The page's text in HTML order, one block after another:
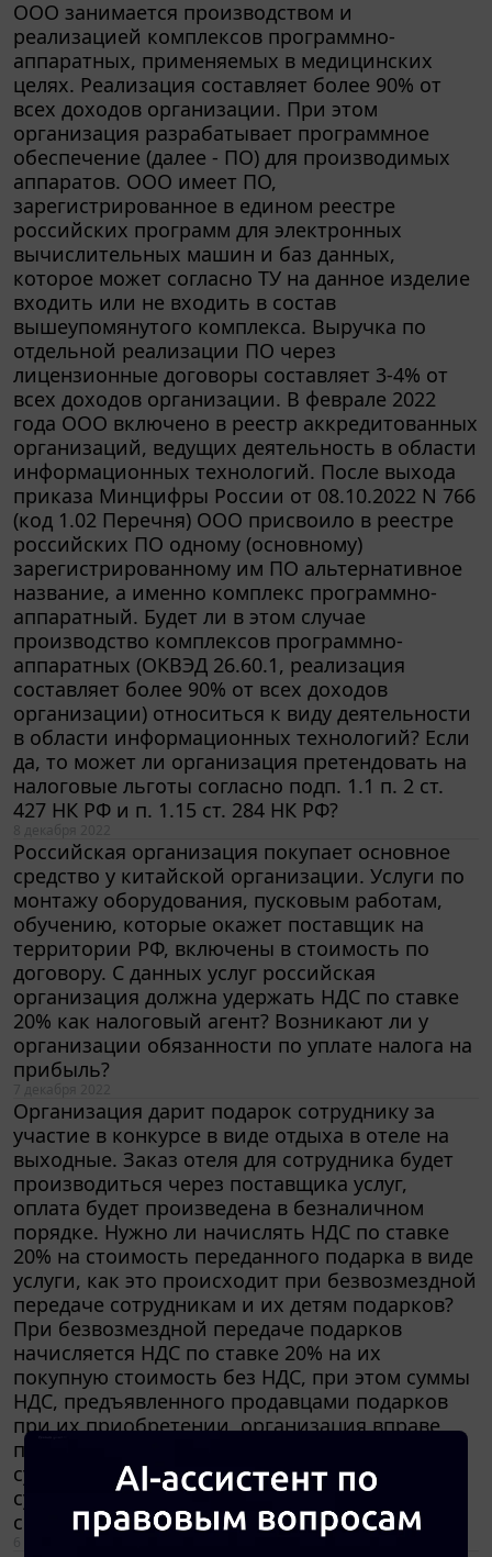
реализацией комплексов программно-
аппаратных, применяемых в медицинских
целях. Реализация составляет более 90% от
всех доходов организации. При этом
организация разрабатывает программное
обеспечение (далее - ПО) для производимых
аппаратов. ООО имеет ПО,
зарегистрированное в едином реестре
российских программ для электронных
вычислительных машин и баз данных,
которое может согласно ТУ на данное изделие
входить или не входить в состав
вышеупомянутого комплекса. Выручка по
отдельной реализации ПО через
лицензионные договоры составляет 3-4% от
всех доходов организации. В феврале 2022
года ООО включено в реестр аккредитованных
организаций, ведущих деятельность в области
информационных технологий. После выхода
приказа Минцифры России от 08.10.2022 N 766
(код 1.02 Перечня) ООО присвоило в реестре
российских ПО одному (основному)
зарегистрированному им ПО альтернативное
название, а именно комплекс программно-
аппаратный. Будет ли в этом случае
производство комплексов программно-
аппаратных (ОКВЭД 26.60.1, реализация
составляет более 90% от всех доходов
организации) относиться к виду деятельности
в области информационных технологий? Если
да, то может ли организация претендовать на
налоговые льготы согласно подп. 1.1 п. 2 ст.
427 НК РФ и п. 1.15 ст. 284 НК РФ?
8 декабря 2022
средство у китайской организации. Услуги по
монтажу оборудования, пусковым работам,
обучению, которые окажет поставщик на
территории РФ, включены в стоимость по
договору. С данных услуг российская
организация должна удержать НДС по ставке
20% как налоговый агент? Возникают ли у
организации обязанности по уплате налога на
прибыль?
7 декабря 2022
участие в конкурсе в виде отдыха в отеле на
выходные. Заказ отеля для сотрудника будет
производиться через поставщика услуг,
оплата будет произведена в безналичном
порядке. Нужно ли начислять НДС по ставке
20% на стоимость переданного подарка в виде
услуги, как это происходит при безвозмездной
передаче сотрудникам и их детям подарков?
При безвозмездной передаче подарков
начисляется НДС по ставке 20% на их
покупную стоимость без НДС, при этом суммы
НДС, предъявленного продавцами подарков
при их приобретении, организация вправе
принять к вычету? Если куплен подарок на
сумму 3000 руб. без НДС, то в этом случае на
сумму 3000 руб. должны начислить 20% НДС
сверху?
6 декабря 2022
Как автономному учреждению среднего